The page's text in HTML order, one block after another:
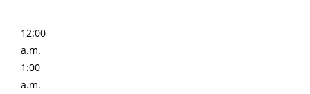
12:00
a.m.
1:00
a.m.